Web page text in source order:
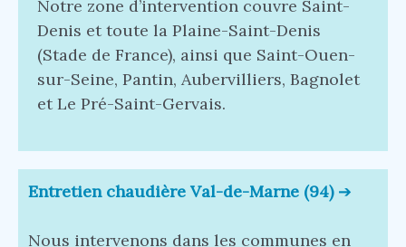
Notre zone d’intervention couvre Saint-
Denis et toute la Plaine-Saint-Denis
(Stade de France), ainsi que Saint-Ouen-
sur-Seine, Pantin, Aubervilliers, Bagnolet
et Le Pré-Saint-Gervais.
Entretien chaudière Val-de-Marne (94)➔
Nous intervenons dans les communes en